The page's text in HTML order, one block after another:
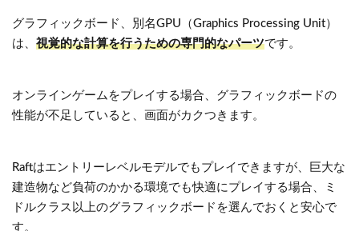
グラフィックボード、別名GPU（Graphics Processing Unit）
は、 視覚的な計算を行うための専門的なパーツです。
オンラインゲームをプレイする場合、グラフィックボードの
性能が不足していると、画面がカクつきます。
Raftはエントリーレベルモデルでもプレイできますが、巨大な
建造物など負荷のかかる環境でも快適にプレイする場合、ミ
ドルクラス以上のグラフィックボードを選んでおくと安心で
す。